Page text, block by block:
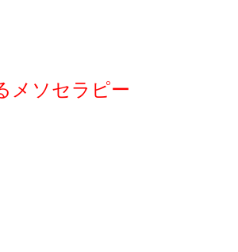
メソセラピー